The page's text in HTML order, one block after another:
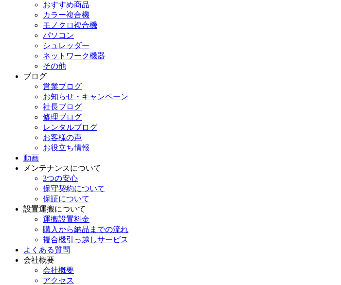
おすすめ商品
カラー複合機
モノクロ複合機
パソコン
シュレッダー
ネットワーク機器
その他
ブログ
営業ブログ
お知らせ・キャンペーン
社長ブログ
修理ブログ
レンタルブログ
お客様の声
お役立ち情報
動画
メンテナンスについて
3つの安心
保守契約について
保証について
設置運搬について
運搬設置料金
購入から納品までの流れ
複合機引っ越しサービス
よくある質問
会社概要
会社概要
アクセス